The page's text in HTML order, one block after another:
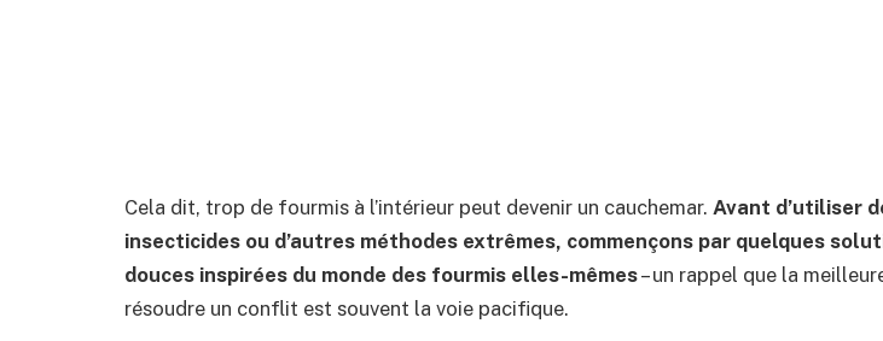
Cela dit, trop de fourmis à l’intérieur peut devenir un cauchemar. Avant d’utiliser
insecticides ou d’autres méthodes extrêmes, commençons par quelques
douces inspirées du monde des fourmis elles-mêmes– un rappel que la
résoudre un conflit est souvent la voie pacifique.